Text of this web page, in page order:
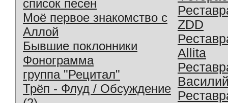
список песен
Моё первое знакомство с
Аллой
Бывшие поклонники
Фонограмма
группа "Рецитал"
Трёп - Флуд / Обсуждение
ZDD
Allita